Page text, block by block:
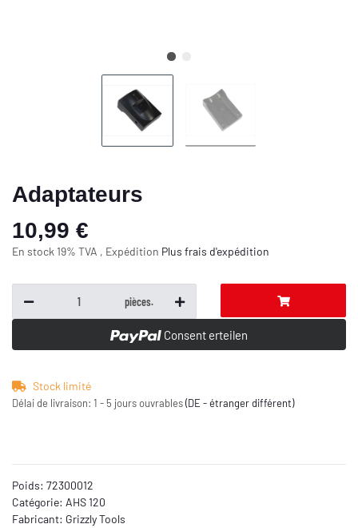
Adaptateurs
10,99 €
En stock 19% TVA , Expédition Plus frais d'expédition
pièces.
Consent erteilen
Stock limité
Délai de livraison: 1 - 5 jours ouvrables(DE - étranger différent)
Poids: 72300012
Catégorie: AHS 120
Fabricant: Grizzly Tools